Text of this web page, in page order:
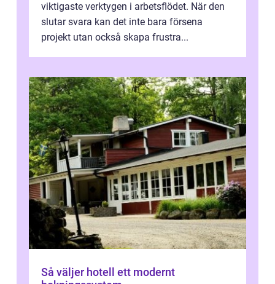
viktigaste verktygen i arbetsflödet. När den
slutar svara kan det inte bara försena
projekt utan också skapa frustra...
Så väljer hotell ett modernt